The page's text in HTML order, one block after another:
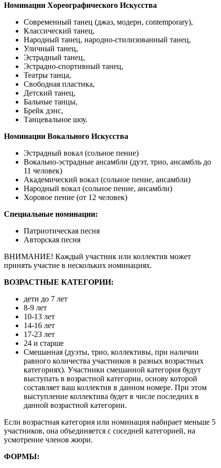
Номинации Хореографического Искусства
Современный танец (джаз, модерн, contemporary),
Классический танец,
Народный танец, народно-стилизованный танец,
Уличный танец,
Эстрадный танец,
Эстрадно-спортивный танец,
Театры танца,
Свободная пластика,
Детский танец,
Бальные танцы,
Брейк дэнс,
Танцевальное шоу.
Номинации Вокального Искусства
Эстрадный вокал (сольное пение)
Вокально-эстрадные ансамбли (дуэт, трио, ансамбль до
11 человек)
Академический вокал (сольное пение, ансамбли)
Народный вокал (сольное пение, ансамбли)
Хоровое пение (от 12 человек)
Специальные номинации:
Патриотическая песня
Авторская песня
ВНИМАНИЕ! Каждый участник или коллектив может
принять участие в нескольких номинациях.
ВОЗРАСТНЫЕ КАТЕГОРИИ:
дети до 7 лет
8-9 лет
10-13 лет
14-16 лет
17-23 лет
24 и старше
Смешанная (дуэты, трио, коллективы, при наличии
равного количества участников в разных возрастных
категориях). Участники смешанной категория будут
выступать в возрастной категории, основу которой
составляет ваш коллектив в данном номере. При этом
выступление коллектива будет в числе последних в
данной возрастной категории.
Если возрастная категория или номинация набирает меньше 5
участников, она объединяется с соседней категорией, на
усмотрение членов жюри.
ФОРМЫ: